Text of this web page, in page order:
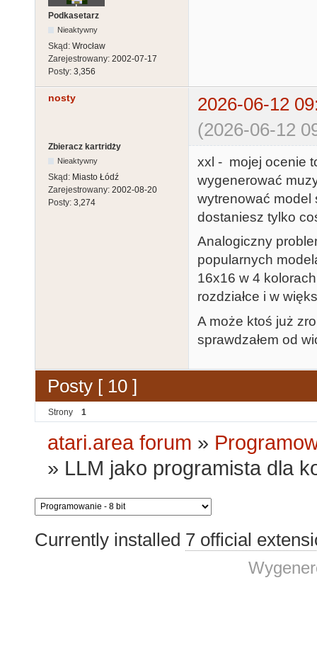
Podkasetarz
Nieaktywny
Skąd: Wrocław
Zarejestrowany: 2002-07-17
Posty: 3,356
nosty
2026-06-12
(2026-06-12
Zbieracz kartridży
Nieaktywny
Skąd: Miasto Łódź
Zarejestrowany: 2002-08-20
Posty: 3,274
xxl - mojej ocenie
wygenerować
wytrenować model
dostaniesz tylko
Analogiczny
popularnych
16x16 w 4
rozdziałce i w
A może ktoś już
sprawdzałem od
Posty [ 10 ]
Strony 1
atari.area forum »
» LLM jako programista dla
Currently installed 7 official